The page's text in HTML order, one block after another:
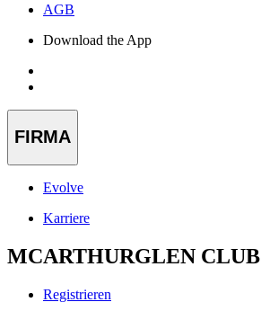
AGB
Download the App
FIRMA
Evolve
Karriere
MCARTHURGLEN CLUB
Registrieren